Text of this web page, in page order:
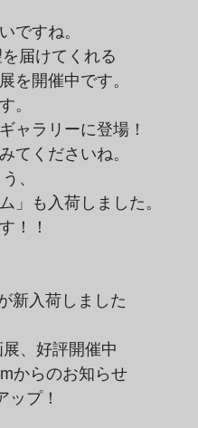
ですね。
を開催中です。
。
ャラリーに登場！
てくださいね。
」も入荷しました。
！！
、好評開催中
からのお知らせ
ップ！